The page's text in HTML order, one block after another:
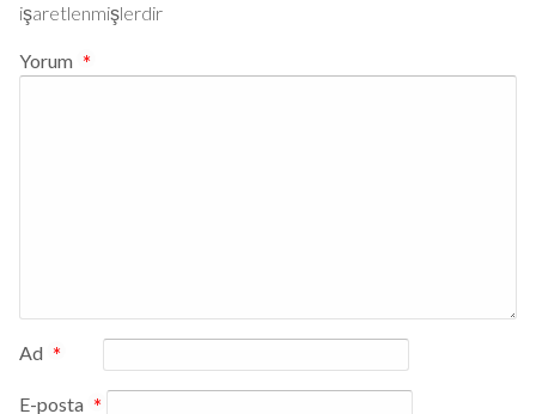
işaretlenmişlerdir
Yorum *
Ad *
E-posta *